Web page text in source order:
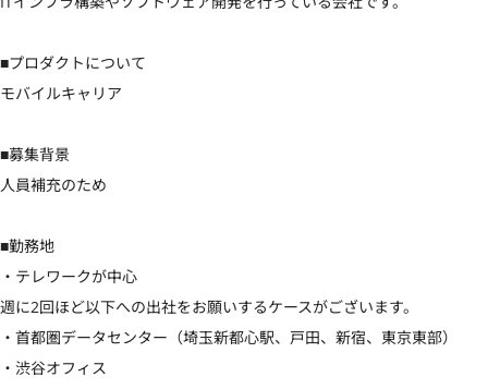
■プロダクトについて
モバイルキャリア
■募集背景
人員補充のため
■勤務地
・テレワークが中心
週に2回ほど以下への出社をお願いするケースがございます。
・首都圏データセンター（埼玉新都心駅、戸田、新宿、東京東部）
・渋谷オフィス